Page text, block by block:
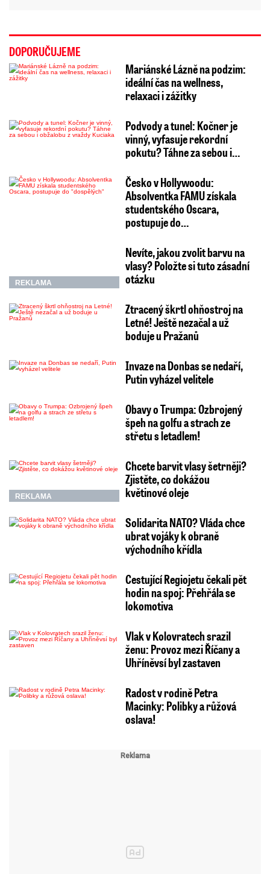
DOPORUČUJEME
Mariánské Lázně na podzim:
ideální čas na wellness,
relaxaci i zážitky
Podvody a tunel: Kočner je
vinný, vyfasuje rekordní
pokutu? Táhne za sebou i…
Česko v Hollywoodu:
Absolventka FAMU získala
studentského Oscara,
postupuje do…
REKLAMA
Nevíte, jakou zvolit barvu na
vlasy? Položte si tuto zásadní
otázku
Ztracený škrtl ohňostroj na
Letné! Ještě nezačal a už
boduje u Pražanů
Invaze na Donbas se nedaří,
Putin vyházel velitele
Obavy o Trumpa: Ozbrojený
špeh na golfu a strach ze
střetu s letadlem!
REKLAMA
Chcete barvit vlasy šetrněji?
Zjistěte, co dokážou
květinové oleje
Solidarita NATO? Vláda chce
ubrat vojáky k obraně
východního křídla
Cestující Regiojetu čekali pět
hodin na spoj: Přehřála se
lokomotiva
Vlak v Kolovratech srazil
ženu: Provoz mezi Říčany a
Uhříněvsí byl zastaven
Radost v rodině Petra
Macinky: Polibky a růžová
oslava!